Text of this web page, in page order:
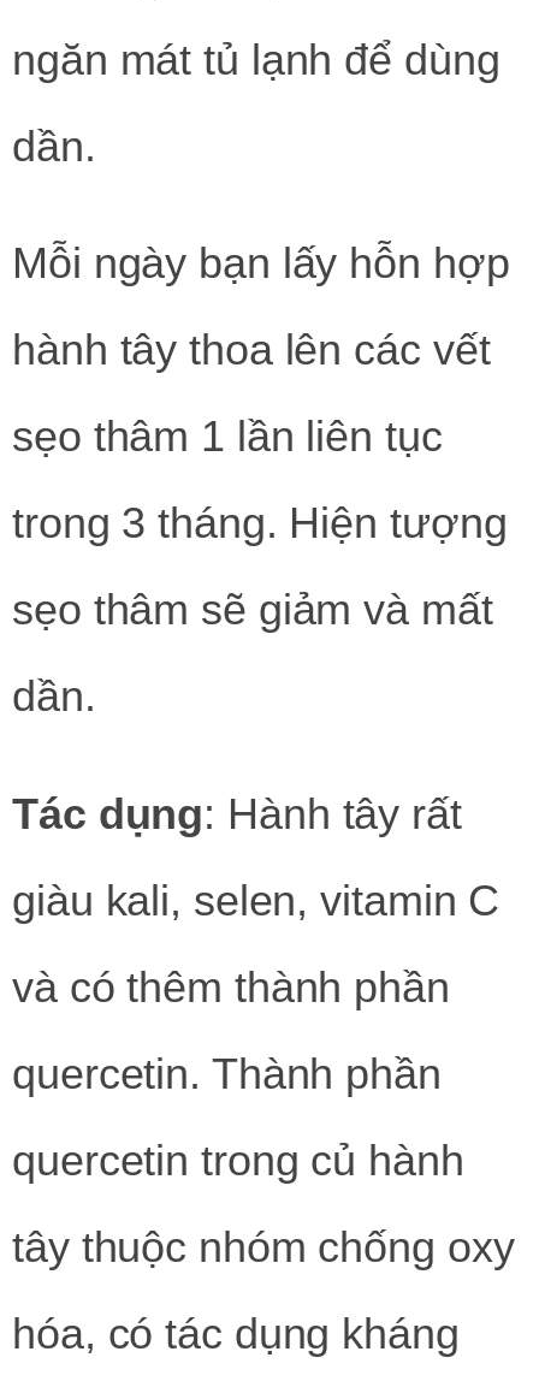
ngăn mát tủ lạnh để dùng
dần.
Mỗi ngày bạn lấy hỗn hợp
hành tây thoa lên các vết
sẹo thâm 1 lần liên tục
trong 3 tháng. Hiện tượng
sẹo thâm sẽ giảm và mất
dần.
Tác dụng: Hành tây rất
giàu kali, selen, vitamin C
và có thêm thành phần
quercetin. Thành phần
quercetin trong củ hành
tây thuộc nhóm chống oxy
hóa, có tác dụng kháng